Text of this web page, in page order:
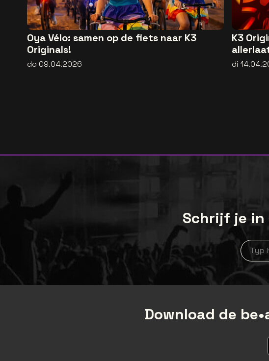
Oya Vélo: samen op de fiets naar K3
Originals!
do 09.04.2026
K3
di
Schrijf je in
Download de